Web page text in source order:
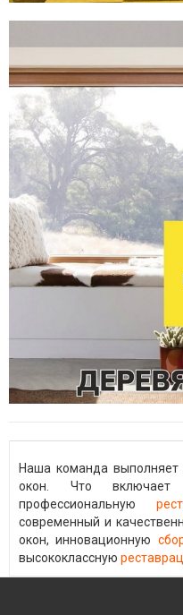
Наша команда выполняет
окон. Что
профессиональную
современный и
окон, инновационную
высококлассную